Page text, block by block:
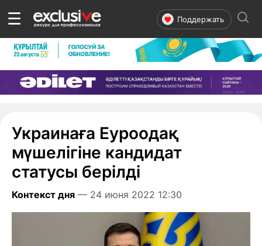
☰ Поддержать
Украинаға Еуроодақ
мүшелігіне кандидат
статусы берілді
Контекст дня — 24 июня 2022 12:30